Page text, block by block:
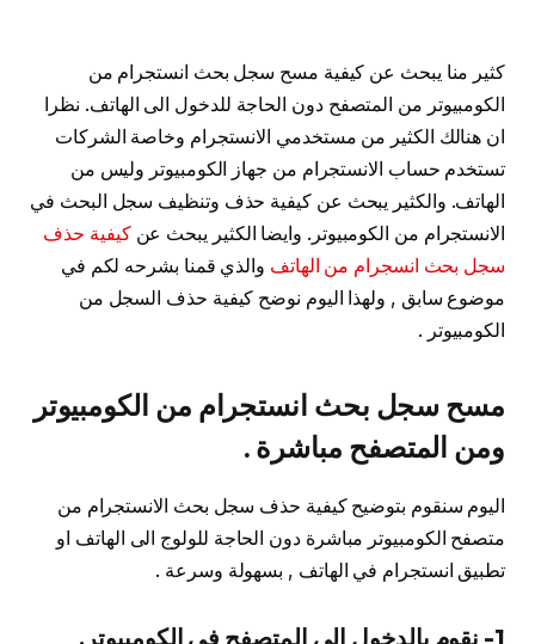
كثير منا يبحث عن كيفية مسح سجل بحث انستجرام من
الكومبيوتر من المتصفح دون الحاجة للدخول الى الهاتف. نظرا
ان هنالك الكثير من مستخدمي الانستجرام وخاصة الشركات
تستخدم حساب الانستجرام من جهاز الكومبيوتر وليس من
الهاتف. والكثير يبحث عن كيفية حذف وتنظيف سجل البحث في
الانستجرام من الكومبيوتر. وايضا الكثير يبحث عنكيفية حذف
سجل بحث انسجرام من الهاتف والذي قمنا بشرحه لكم في
موضوع سابق , ولهذا اليوم نوضح كيفية حذف السجل من
الكومبيوتر .
مسح سجل بحث انستجرام من الكومبيوتر
ومن المتصفح مباشرة .
اليوم سنقوم بتوضيح كيفية حذف سجل بحث الانستجرام من
متصفح الكومبيوتر مباشرة دون الحاجة للولوج الى الهاتف او
تطبيق انستجرام في الهاتف , بسهولة وسرعة .
1- نقوم بالدخول الى المتصفح في الكومبيوتر.